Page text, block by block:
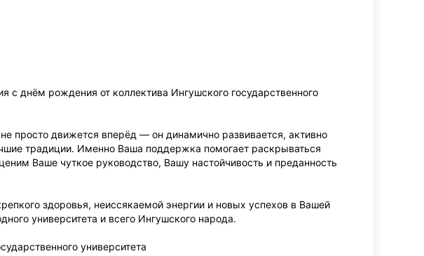
с днём рождения от коллектива Ингушского государственного
просто движется вперёд — он динамично развивается, активно
традиции. Именно Ваша поддержка помогает раскрываться
Ваше чуткое руководство, Вашу настойчивость и преданность
здоровья, неиссякаемой энергии и новых успехов в Вашей
университета и всего Ингушского народа.
университета